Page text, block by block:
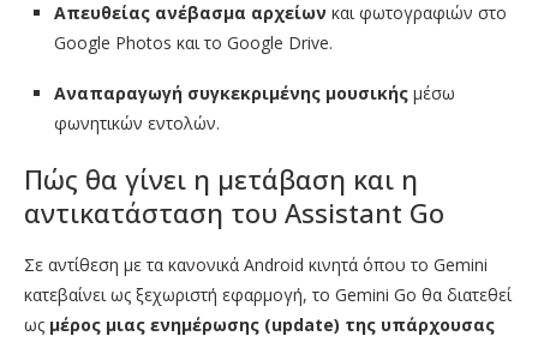
Απευθείας ανέβασμα αρχείων και φωτογραφιών στο
Google Photos και το Google Drive.
Αναπαραγωγή συγκεκριμένης μουσικής μέσω
φωνητικών εντολών.
Πώς θα γίνει η μετάβαση και η
αντικατάσταση του Assistant Go
Σε αντίθεση με τα κανονικά Android κινητά όπου το Gemini
κατεβαίνει ως ξεχωριστή εφαρμογή, το Gemini Go θα διατεθεί
ως μέρος μιας ενημέρωσης (update) της υπάρχουσας